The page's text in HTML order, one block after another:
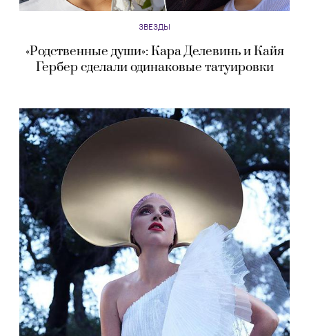
ЗВЕЗДЫ
«Родственные души»: Кара Делевинь и Кайя
Гербер сделали одинаковые татуировки